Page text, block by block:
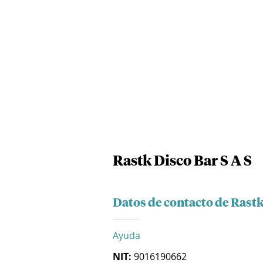
Rastk Disco Bar S A S
Datos de contacto de Rastk
Ayuda
NIT: 9016190662